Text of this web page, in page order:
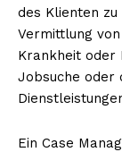
des Klienten
Vermittlung
Krankheit oder
Jobsuche oder
Ein Case